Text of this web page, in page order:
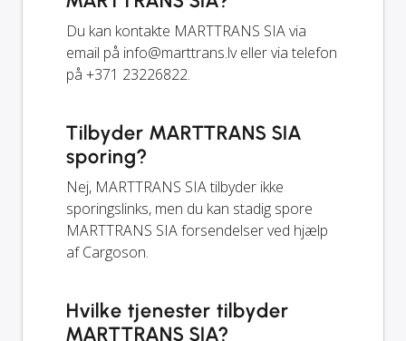
Du kan kontakte MARTTRANS SIA via
email på info@marttrans.lveller via telefon
på +371 23226822.
Tilbyder MARTTRANS SIA
sporing?
Nej, MARTTRANS SIA tilbyder ikke
sporingslinks, men du kan stadig spore
MARTTRANS SIA forsendelser ved hjælp
af Cargoson.
Hvilke tjenester tilbyder
MARTTRANS SIA?